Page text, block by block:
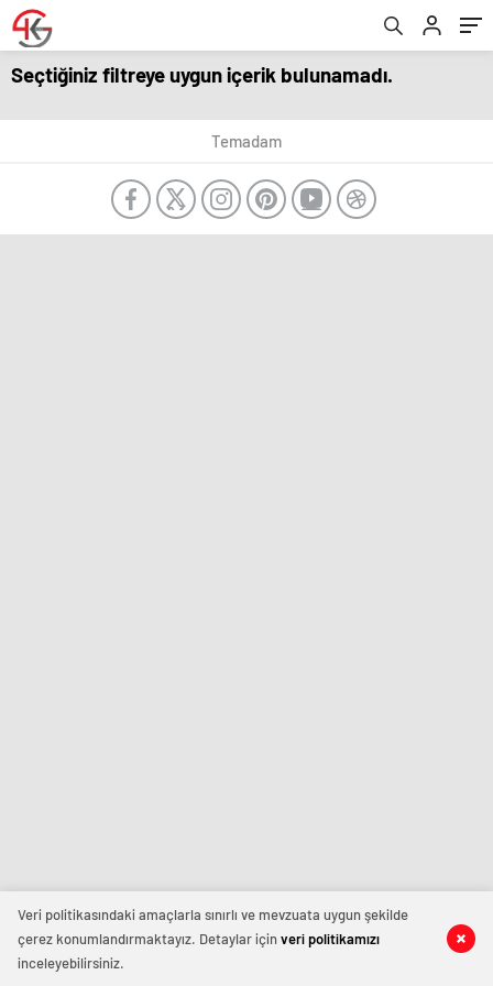
Seçtiğiniz filtreye uygun içerik bulunamadı.
Temadam
Veri politikasındaki amaçlarla sınırlı ve mevzuata uygun şekilde
çerez konumlandırmaktayız. Detaylar içinveri politikamızı
inceleyebilirsiniz.